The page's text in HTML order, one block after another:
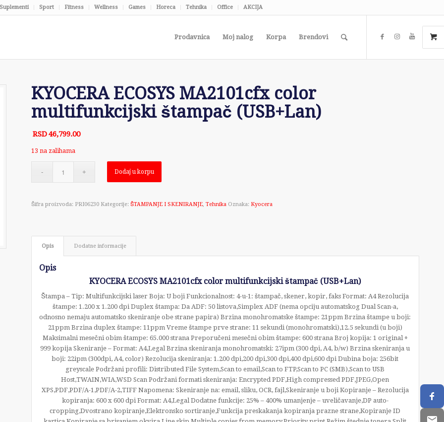
Suplementi Sport Fitness Wellness Games Horeca Tehnika Office AKCIJA
Prodavnica Moj nalog Korpa Brendovi
KYOCERA ECOSYS MA2101cfx color
multifunkcijski štampač (USB+Lan)
RSD46,799.00
13 na zalihama
Dodaj u korpu
Šifra proizvoda: PRI06230 Kategorije: ŠTAMPANJE I SKENIRANJE, Tehnika Oznaka: Kyocera
Opis Dodatne informacije
Opis
KYOCERA ECOSYS MA2101cfx color multifunkcijski štampač (USB+Lan)
Štampa – Tip: Multifunkcijski laser Boja: U boji Funkcionalnost: 4-u-1: štampač, skener, kopir, faks Format: A4 Rezolucija
štampe: 1.200 x 1.200 dpi Duplex štampa: Da ADF: 50 listova,Simplex ADF (nema opciju automatskog Dual Scan-a,
odnosno nemaju automatsko skeniranje obe strane papira) Brzina monohromatske štampe: 21ppm Brzina štampe u boji:
21ppm Brzina duplex štampe: 11ppm Vreme štampe prve strane: 11 sekundi (monohromatski),12.5 sekundi (u boji)
Maksimalni mesečni obim štampe: 65.000 strana Preporučeni mesečni obim štampe: 600 strana Broj kopija: 1 original +
999 kopija Skeniranje – Format: A4,Legal Brzina skeniranja monohromatski: 27ipm (300 dpi, A4, b/w) Brzina skeniranja u
boji: 22ipm (300dpi, A4, color) Rezolucija skeniranja: 1.200 dpi,200 dpi,300 dpi,400 dpi,600 dpi Dubina boja: 256bit
greyscale Podržani profili: Distributed File System,Scan to email,Scan to FTP,Scan to PC (SMB),Scan to USB
Host,TWAIN,WIA,WSD Scan Podržani formati skeniranja: Encrypted PDF,High compressed PDF,JPEG,Open
XPS,PDF,PDF/A-1,PDF/A-2,TIFF Napomena: Skeniranje na: email, sliku, OCR, fajl,Skeniranje u boji Kopiranje – Rezolucija
kopiranja: 600 x 600 dpi Format: A4,Legal Dodatne funkcije: 25% – 400% umanjenje – uveličavanje,DP auto-
cropping,Dvostrano kopiranje,Elektronsko sortiranje,Funkcija preskakanja kopiranja prazne strane,Kopiranje ID